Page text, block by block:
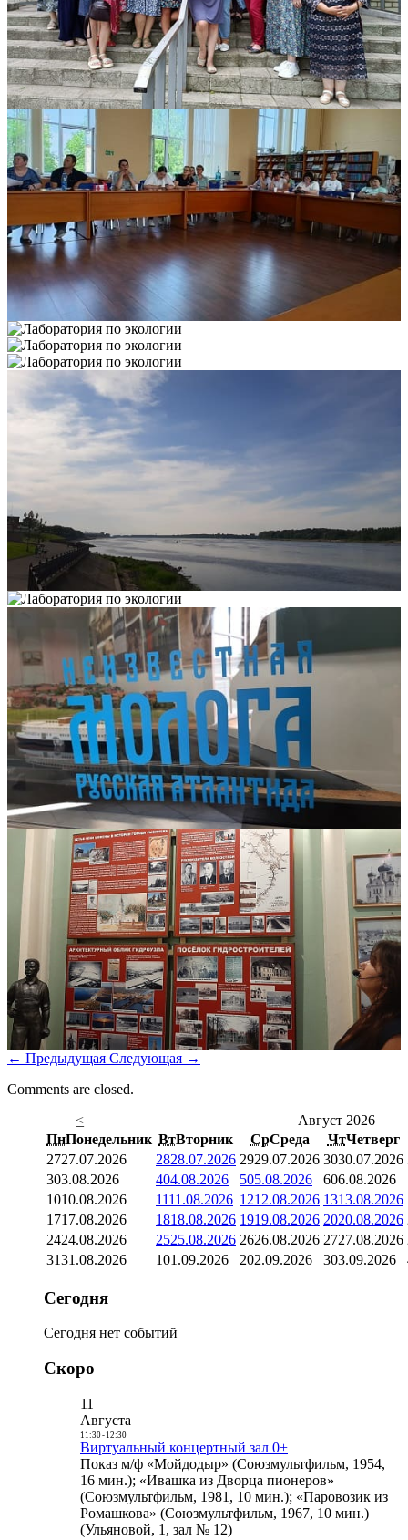
← Предыдущая Следующая →
Comments are closed.
<
Август 2026
ПнПонедельник ВтВторник СрСреда ЧтЧетверг
2727.07.2026 2828.07.2026 2929.07.2026 3030.07.2026
303.08.2026 404.08.2026 505.08.2026 606.08.2026
1010.08.2026 1111.08.2026 1212.08.2026 1313.08.2026
1717.08.2026 1818.08.2026 1919.08.2026 2020.08.2026
2424.08.2026 2525.08.2026 2626.08.2026 2727.08.2026
3131.08.2026 101.09.2026 202.09.2026 303.09.2026
Сегодня
Сегодня нет событий
Скоро
11
Августа
11:30- 12:30
Виртуальный концертный зал 0+
Показ м/ф «Мойдодыр» (Союзмультфильм, 1954,
16 мин.); «Ивашка из Дворца пионеров»
(Союзмультфильм, 1981, 10 мин.); «Паровозик из
Ромашкова» (Союзмультфильм, 1967, 10 мин.)
(Ульяновой, 1, зал № 12)